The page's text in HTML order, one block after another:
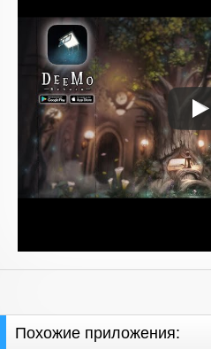
Похожие приложения: